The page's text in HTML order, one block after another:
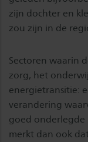
zijn dochter en
zou zijn in de
Sectoren waarin
zorg, het
energietransitie:
verandering
goed onderlegde
merkt dan ook